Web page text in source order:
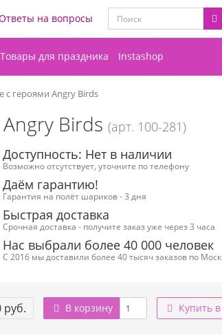
на вопросы
Товары для праздника Instashop
героями Angry Birds
Birds (арт. 100-281)
Доступность: Нет в наличии
Возможно отсутствует, уточните по телефону
Даём гарантию!
Гарантия на полёт шариков - 3 дня
Быстрая доставка
Срочная доставка - получите заказ уже через 3 часа
Нас выбрали более 40 000 человек
С 2016 мы доставили более 40 тысяч заказов по
руб. В корзину Купить